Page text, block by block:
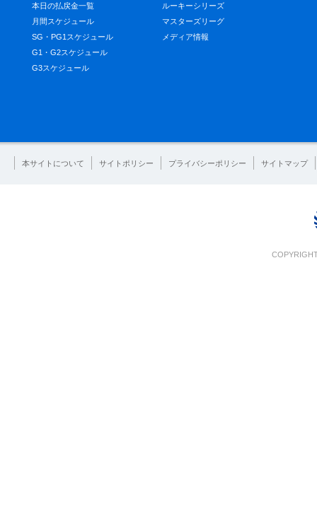
本日の払戻金一覧
月間スケジュール
SG・PG1スケジュール
G1・G2スケジュール
G3スケジュール
ルーキーシリーズ
マスターズリーグ
メディア情報
本サイトについて サイトポリシー プライバシーポリシー サイトマップ